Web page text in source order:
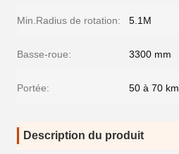
Min.Radius de rotation: 5.1M
Basse-roue: 3300 mm
Portée: 50 à 70 km
Description du produit